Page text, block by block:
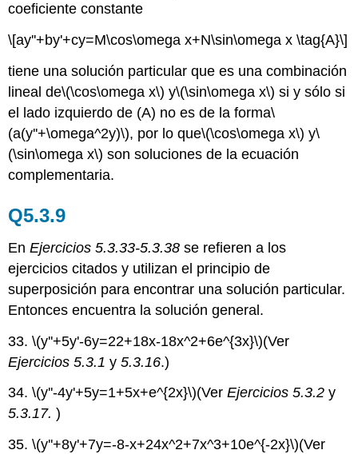
coeficiente constante
\[ay''+by'+cy=M\cos\omega x+N\sin\omega x \tag{A}\]
tiene una solución particular que es una combinación
lineal de\(\cos\omega x\) y\(\sin\omega x\) si y sólo si
el lado izquierdo de (A) no es de la forma\
(a(y''+\omega^2y)\), por lo que\(\cos\omega x\) y\
(\sin\omega x\) son soluciones de la ecuación
complementaria.
Q5.3.9
EnEjercicios 5.3.33-5.3.38 se refieren a los
ejercicios citados y utilizan el principio de
superposición para encontrar una solución particular.
Entonces encuentra la solución general.
33.\(y''+5y'-6y=22+18x-18x^2+6e^{3x}\)(Ver
Ejercicios 5.3.1 y5.3.16.)
34.\(y''-4y'+5y=1+5x+e^{2x}\)(VerEjercicios 5.3.2 y
5.3.17.)
35.\(y''+8y'+7y=-8-x+24x^2+7x^3+10e^{-2x}\)(Ver